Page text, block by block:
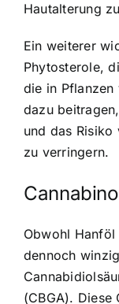
Hautalterung
Ein weiterer
Phytosterole,
die in Pflanzen
dazu
und das
zu verringern.
Obwohl Hanföl
dennoch
(CBGA). Diese